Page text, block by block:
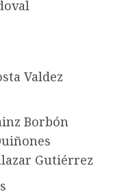
Valdez
Borbón
Gutiérrez